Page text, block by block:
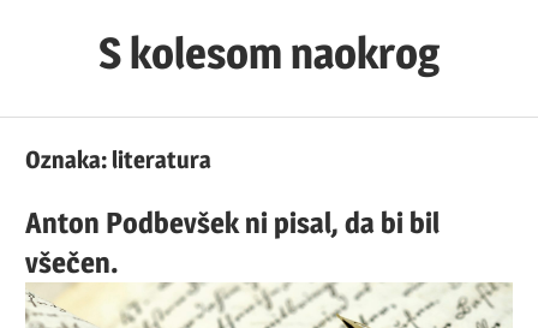
S kolesom naokrog
Oznaka: literatura
Anton Podbevšek ni pisal, da bi bil
všečen.